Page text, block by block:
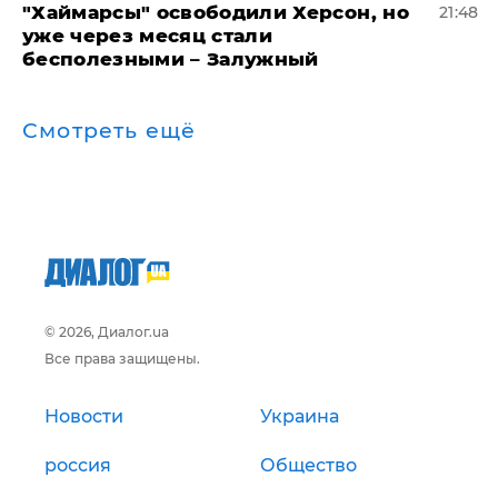
"Хаймарсы" освободили Херсон, но
уже через месяц стали
бесполезными – Залужный
21:48
Смотреть ещё
© 2026, Диалог.ua
Все права защищены.
Новости Украина
россия Общество